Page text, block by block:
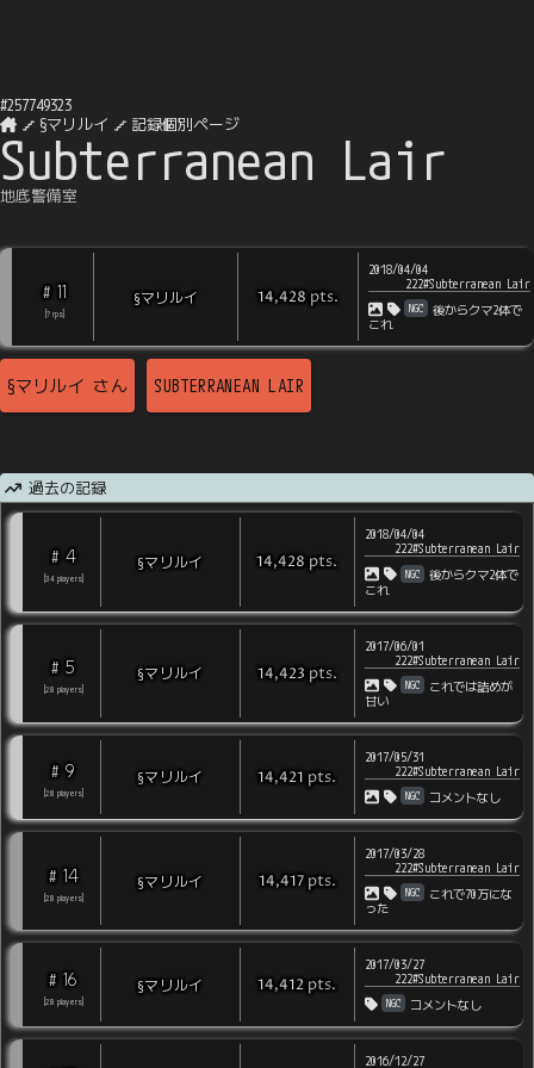
#257749323
§マリルイ
記録個別ページ
Subterranean Lair
地底警備室
# 11
? rps]
§マリルイ 14,428 pts.
2018/04/04
222#Subterranean Lair
NGC
後からクマ2体で
これ
§マリルイ さん SUBTERRANEAN LAIR
過去の記録
# 4
34 players
§マリルイ 14,428 pts.
2018/04/04
222#Subterranean Lair
NGC
後からクマ2体で
これ
# 5
28 players
§マリルイ 14,423 pts.
2017/06/01
222#Subterranean Lair
NGC
これでは詰めが
甘い
# 9
28 players
§マリルイ 14,421 pts.
2017/05/31
222#Subterranean Lair
NGC コメントなし
# 14
28 players
§マリルイ 14,417 pts.
2017/03/28
222#Subterranean Lair
NGC
これで70万にな
った
# 16
28 players
§マリルイ 14,412 pts.
2017/03/27
222#Subterranean Lair
NGC コメントなし
2016/12/27